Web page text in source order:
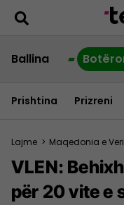
Ballina
Prishtina Prizreni
Lajme > Maqedonia e
VLEN:
për 20 vite e